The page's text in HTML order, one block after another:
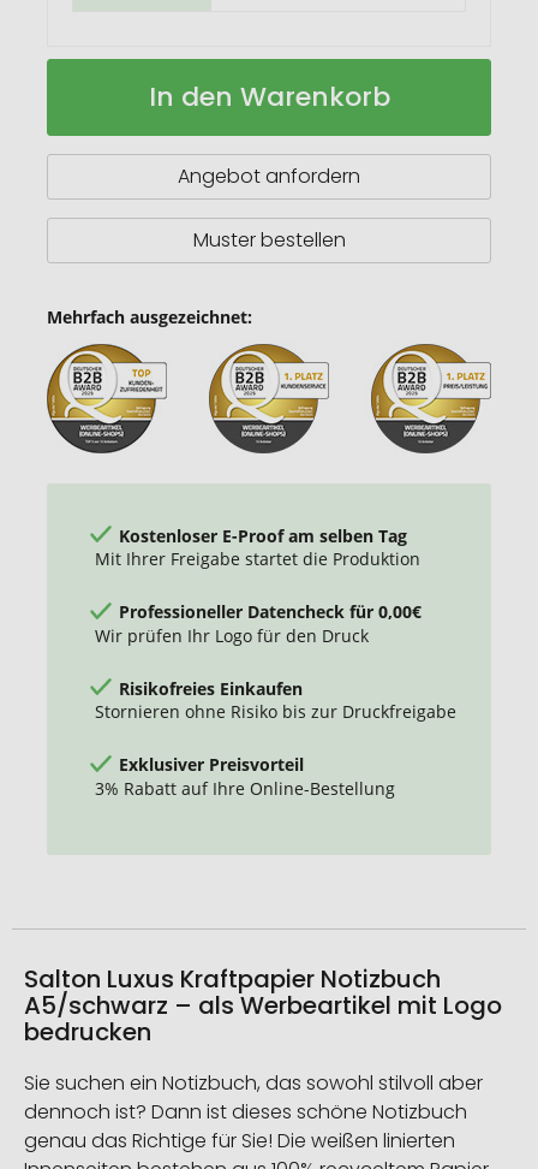
Salton
Notizbuch
Auf
In den Warenkorb
Angebot anfordern
Muster bestellen
Mehrfach ausgezeichnet:
Kostenloser E-Proof am selben Tag
Mit Ihrer Freigabe startet die Produktion
Professioneller Datencheck für 0,00€
Wir prüfen Ihr Logo für den Druck
Risikofreies Einkaufen
Stornieren ohne Risiko bis zur Druckfreigabe
Exklusiver Preisvorteil
3% Rabatt auf Ihre Online-Bestellung
Salton Luxus Kraftpapier Notizbuch
A5/schwarz – als Werbeartikel mit Logo
bedrucken
Sie suchen ein Notizbuch, das sowohl stilvoll aber
dennoch ist? Dann ist dieses schöne Notizbuch
genau das Richtige für Sie! Die weißen linierten